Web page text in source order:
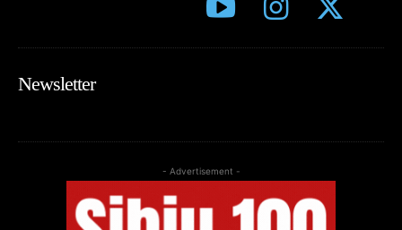
Newsletter
- Advertisement -